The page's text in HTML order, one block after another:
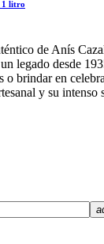
1 litro
de Anís
legado desde
o brindar en
y su intenso